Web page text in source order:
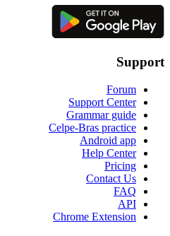
Support
Forum
Support Center
Grammar guide
Celpe-Bras practice
Android app
Help Center
Pricing
Contact Us
FAQ
API
Chrome Extension